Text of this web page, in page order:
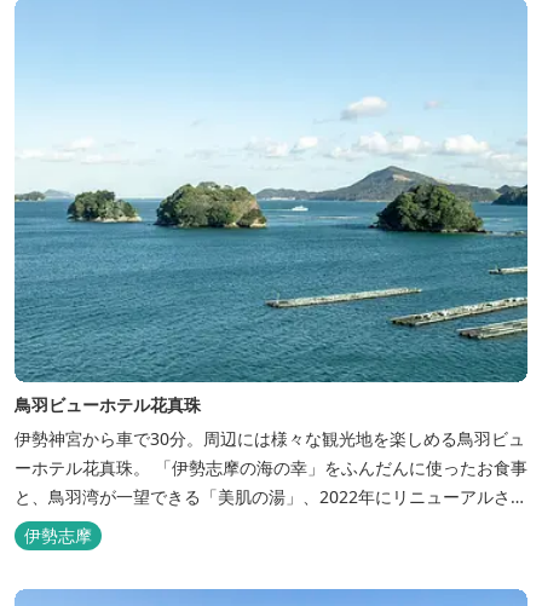
鳥羽ビューホテル花真珠
伊勢神宮から車で30分。周辺には様々な観光地を楽しめる鳥羽ビュ
ーホテル花真珠。 「伊勢志摩の海の幸」をふんだんに使ったお食事
と、鳥羽湾が一望できる「美肌の湯」、2022年にリニューアルされ
た客室で、五感から体と心を癒やします。 【お部屋】 近年リニュ
ーアルした過ごしやすいお部屋で、親子3世代で楽しめるお部屋に
なっております。 全室オーシャンビューで雄大な鳥羽湾を一望で
伊勢志摩